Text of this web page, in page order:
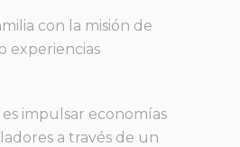
con la misión de
experiencias
impulsar economías
a través de un